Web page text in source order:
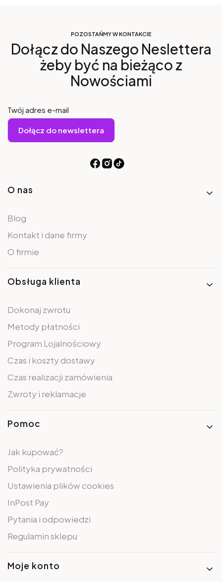
POZOSTAŃMY W KONTAKCIE
Dołącz do Naszego Neslettera
żeby być na bieżąco z
Nowościami
Twój adres e-mail
Dołącz do newslettera
Linki w stopce
O nas
Blog
Kontakt i dane firmy
O firmie
Obsługa klienta
Dokonaj zwrotu
Metody płatności
Program Lojalnościowy
Czas i koszty dostawy
Czas realizacji zamówienia
Zwroty i reklamacje
Pomoc
Jak kupować?
Polityka prywatności
Ustawienia plików cookies
InPost Pay
Pytania i odpowiedzi
Regulamin sklepu
Moje konto